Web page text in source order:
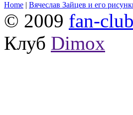
Home | Вячеслав Зайцев и его
© 2009 fan-
Клуб Dimox